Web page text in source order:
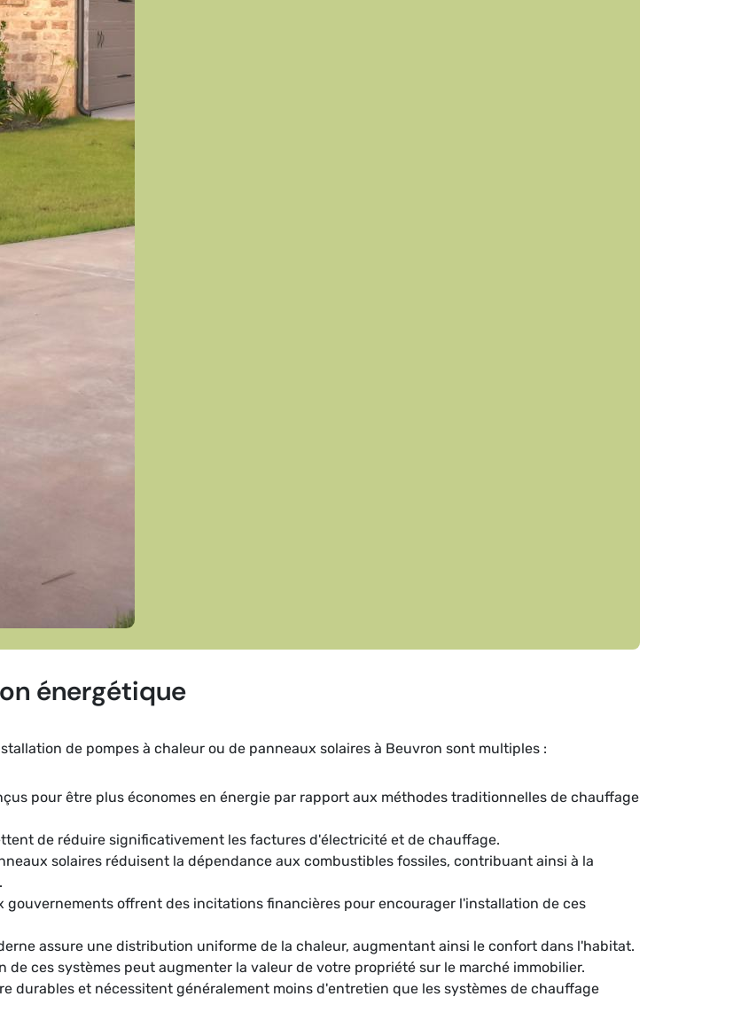
énergétique
de pompes à chaleur ou de panneaux solaires à Beuvron sont multiples :
pour être plus économes en énergie par rapport aux méthodes traditionnelles de chauffage
de réduire significativement les factures d'électricité et de chauffage.
solaires réduisent la dépendance aux combustibles fossiles, contribuant ainsi à la
gouvernements offrent des incitations financières pour encourager l'installation de ces
assure une distribution uniforme de la chaleur, augmentant ainsi le confort dans l'habitat.
de ces systèmes peut augmenter la valeur de votre propriété sur le marché immobilier.
durables et nécessitent généralement moins d'entretien que les systèmes de chauffage